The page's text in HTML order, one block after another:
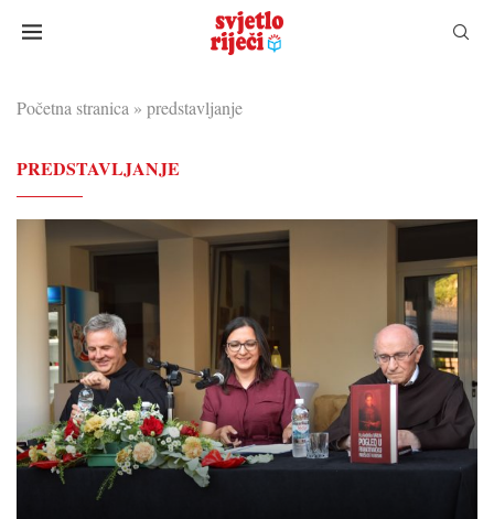
Početna stranica » predstavljanje
PREDSTAVLJANJE